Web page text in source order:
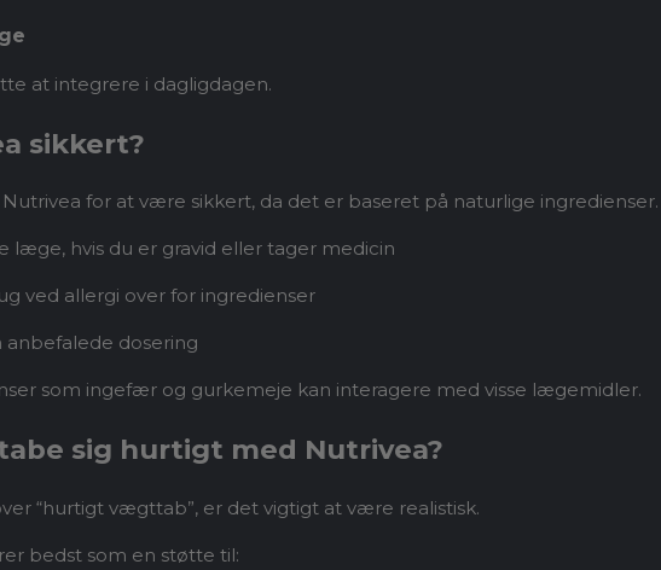
at integrere i dagligdagen.
sikkert?
Nutrivea for at være sikkert, da det er baseret på naturlige
læge, hvis du er gravid eller tager medicin
ved allergi over for ingredienser
anbefalede dosering
som ingefær og gurkemeje kan interagere med visse lægemidler.
sig hurtigt med Nutrivea?
“hurtigt vægttab”, er det vigtigt at være realistisk.
bedst som en støtte til: